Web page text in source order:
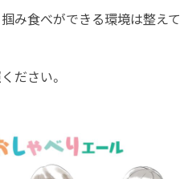
み食べができる環境は整えて
ださい。